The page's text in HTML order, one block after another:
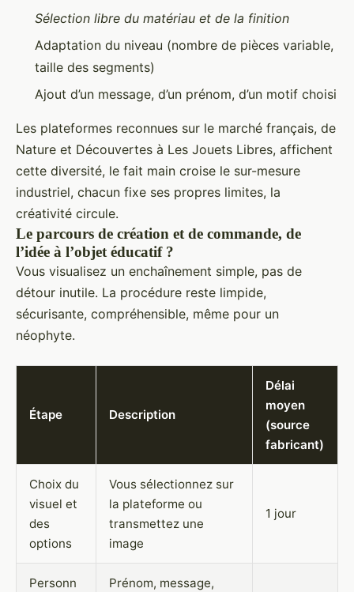
Sélection libre du matériau et de la finition
Adaptation du niveau (nombre de pièces variable,
taille des segments)
Ajout d’un message, d’un prénom, d’un motif choisi
Les plateformes reconnues sur le marché français, de
Nature et Découvertes à Les Jouets Libres, affichent
cette diversité, le fait main croise le sur-mesure
industriel, chacun fixe ses propres limites, la
créativité circule.
Le parcours de création et de commande, de
l’idée à l’objet éducatif ?
Vous visualisez un enchaînement simple, pas de
détour inutile. La procédure reste limpide,
sécurisante, compréhensible, même pour un
néophyte.
Étape Description
Délai
moyen
(source
fabricant)
Choix du
visuel et
des
options
Vous sélectionnez sur
la plateforme ou
transmettez une
image
1 jour
Personn
Prénom, message,